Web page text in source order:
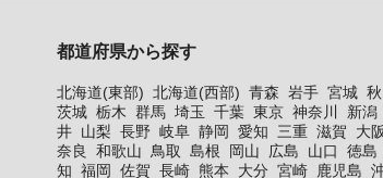
都道府県から探す
北海道(東部) 北海道(西部) 青森 岩手 宮城
茨城 栃木 群馬 埼玉 千葉 東京 神奈川 新潟
井 山梨 長野 岐阜 静岡 愛知 三重 滋賀 大阪
奈良
和歌山 鳥取 島根 岡山 広島 山口 徳島
知 福岡 佐賀 長崎 熊本 大分 宮崎 鹿児島